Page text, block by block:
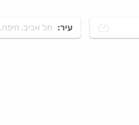
עיר: תל אביב,